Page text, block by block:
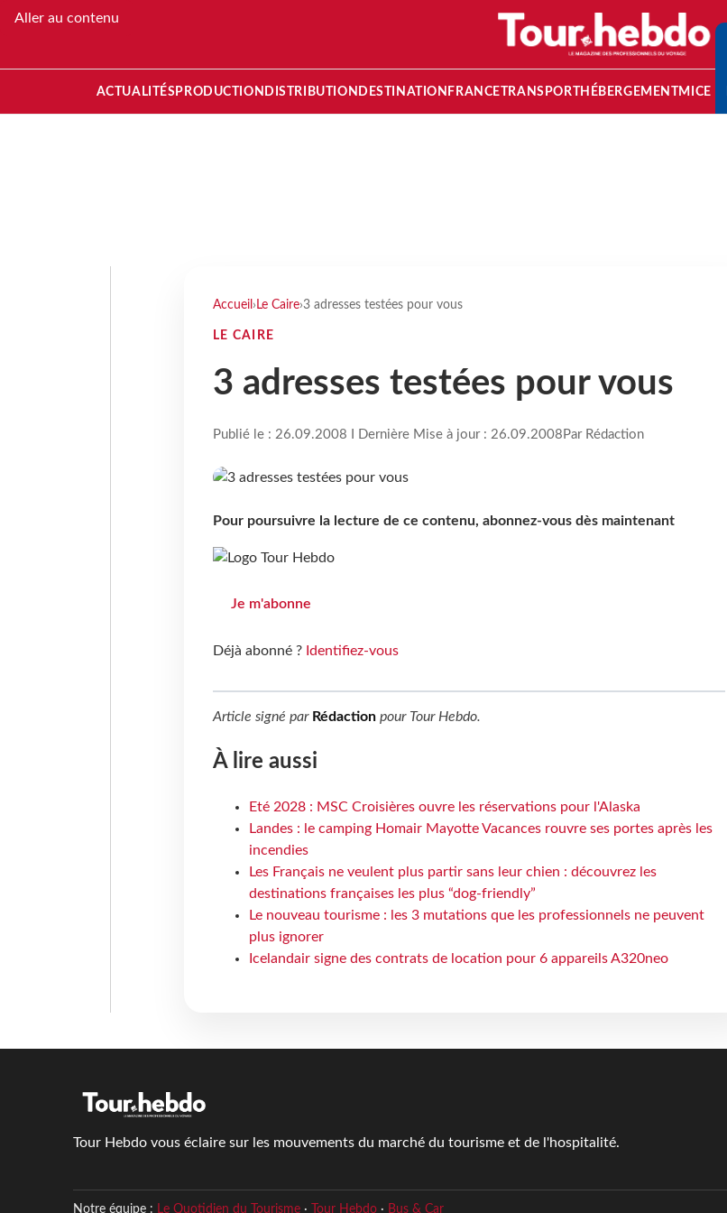
Aller au contenu
ACTUALITÉS PRODUCTION DISTRIBUTION DESTINATION FRANCETRANSPORT HÉBERGEMENTMICE
Accueil › Le Caire›3 adresses testées pour vous
LE CAIRE
3 adresses testées pour vous
Publié le : 26.09.2008 I Dernière Mise à jour : 26.09.2008 Par Rédaction
Pour poursuivre la lecture de ce contenu, abonnez-vous dès maintenant
Je m'abonne
Déjà abonné ? Identifiez-vous
Article signé par Rédactionpour Tour Hebdo.
À lire aussi
Eté 2028 : MSC Croisières ouvre les réservations pour l'Alaska
Landes : le camping Homair Mayotte Vacances rouvre ses portes après les
incendies
Les Français ne veulent plus partir sans leur chien : découvrez les
destinations françaises les plus “dog-friendly”
Le nouveau tourisme : les 3 mutations que les professionnels ne peuvent
plus ignorer
Icelandair signe des contrats de location pour 6 appareils A320neo
Tour Hebdo vous éclaire sur les mouvements du marché du tourisme et de l'hospitalité.
Notre équipe : Le Quotidien du Tourisme· Tour Hebdo· Bus & Car